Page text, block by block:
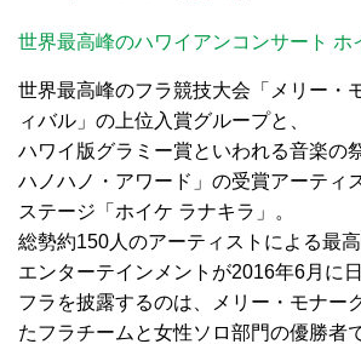
世界最高峰のハワイアンコンサート ホ
世界最高峰のフラ競技大会「メリー・
ィバル」の上位入賞グループと、
ハワイ版グラミー賞といわれる音楽の
ハノハノ・アワード」の受賞アーティ
ステージ「ホイケ ラナキラ」。
総勢約150人のアーティストによる最
エンターテインメントが2016年6月に日
フラを披露するのは、メリー・モナー
たフラチームと女性ソロ部門の優勝者